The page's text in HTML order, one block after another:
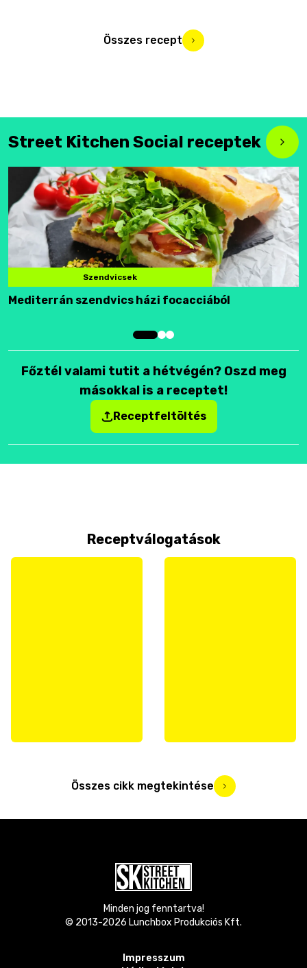
Összes recept
Street Kitchen Social receptek
Szendvicsek
Mediterrán szendvics házi focacciából
Főztél valami tutit a hétvégén? Oszd meg
másokkal is a receptet!
Receptfeltöltés
Receptválogatások
Összes cikk megtekintése
Minden jog fenntartva!
© 2013-2026 Lunchbox Produkciós Kft.
Impresszum